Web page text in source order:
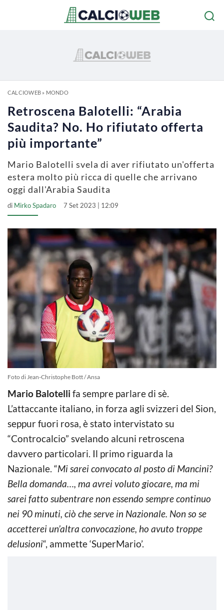
CALCIOWEB» MONDO
Retroscena Balotelli: “Arabia
Saudita? No. Ho rifiutato offerta
più importante”
Mario Balotelli svela di aver rifiutato un'offerta
estera molto più ricca di quelle che arrivano
oggi dall'Arabia Saudita
di Mirko Spadaro 7 Set 2023 | 12:09
Foto di Jean-Christophe Bott / Ansa
Mario Balotelli fa sempre parlare di sè.
L’attaccante italiano, in forza agli svizzeri del Sion,
seppur fuori rosa, è stato intervistato su
“Controcalcio” svelando alcuni retroscena
davvero particolari. Il primo riguarda la
Nazionale. “Mi sarei convocato al posto di Mancini?
Bella domanda…, ma avrei voluto giocare, ma mi
sarei fatto subentrare non essendo sempre continuo
nei 90 minuti, ciò che serve in Nazionale. Non so se
accetterei un’altra convocazione, ho avuto troppe
delusioni“, ammette ‘SuperMario’.